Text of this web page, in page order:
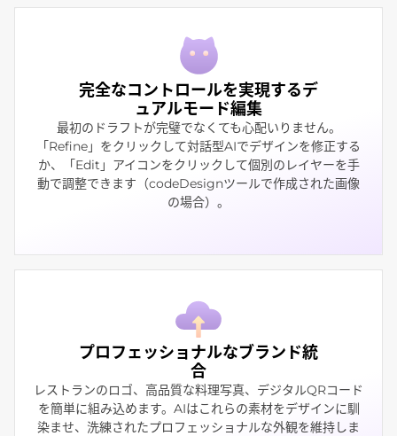
完全なコントロールを実現するデ
ュアルモード編集
最初のドラフトが完璧でなくても心配いりません。
「Refine」をクリックして対話型AIでデザインを修正する
か、「Edit」アイコンをクリックして個別のレイヤーを手
動で調整できます（codeDesignツールで作成された画像
の場合）。
プロフェッショナルなブランド統
合
レストランのロゴ、高品質な料理写真、デジタルQRコード
を簡単に組み込めます。AIはこれらの素材をデザインに馴
染ませ、洗練されたプロフェッショナルな外観を維持しま